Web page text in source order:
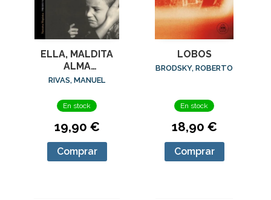
ELLA, MALDITA
ALMA
(ED.AMPLIADA)
RIVAS, MANUEL
En stock
19,90 €
Comprar
LOBOS
BRODSKY, ROBERTO
En stock
18,90 €
Comprar